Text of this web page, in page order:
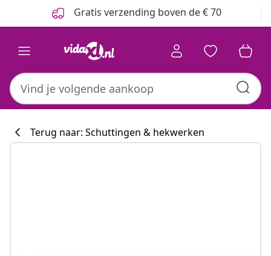
Gratis verzending boven de € 70
Terug naar: Schuttingen & hekwerken